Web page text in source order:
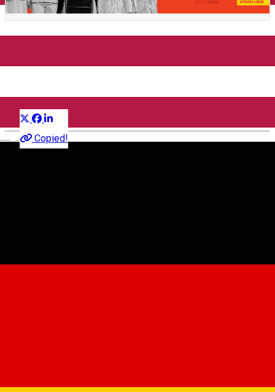
English
"Îmbucură-te, om bun!"
Distribuie
Copied!
Concert